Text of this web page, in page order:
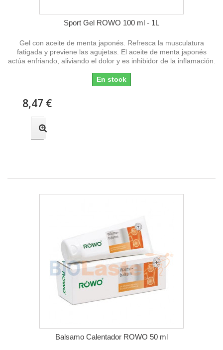
Sport Gel ROWO 100 ml - 1L
Gel con aceite de menta japonés. Refresca la musculatura
fatigada y previene las agujetas. El aceite de menta japonés
actúa enfriando, aliviando el dolor y es inhibidor de la inflamación.
En stock
8,47 €
Balsamo Calentador ROWO 50 ml